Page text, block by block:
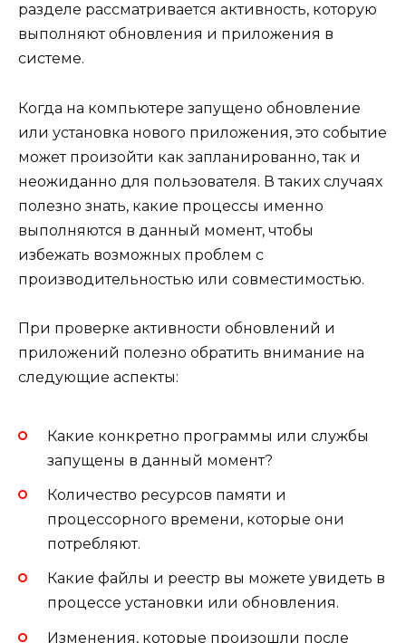
разделе рассматривается активность, которую
выполняют обновления и приложения в
системе.
Когда на компьютере запущено обновление
или установка нового приложения, это событие
может произойти как запланированно, так и
неожиданно для пользователя. В таких случаях
полезно знать, какие процессы именно
выполняются в данный момент, чтобы
избежать возможных проблем с
производительностью или совместимостью.
При проверке активности обновлений и
приложений полезно обратить внимание на
следующие аспекты:
Какие конкретно программы или службы
запущены в данный момент?
Количество ресурсов памяти и
процессорного времени, которые они
потребляют.
Какие файлы и реестр вы можете увидеть в
процессе установки или обновления.
Изменения, которые произошли после